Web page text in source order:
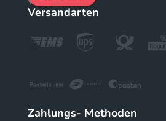
Versandarten
Zahlungs- Methoden